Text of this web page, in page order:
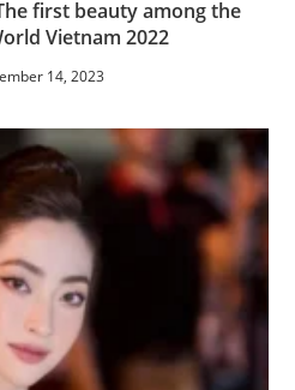
first beauty among the
Vietnam 2022
14, 2023